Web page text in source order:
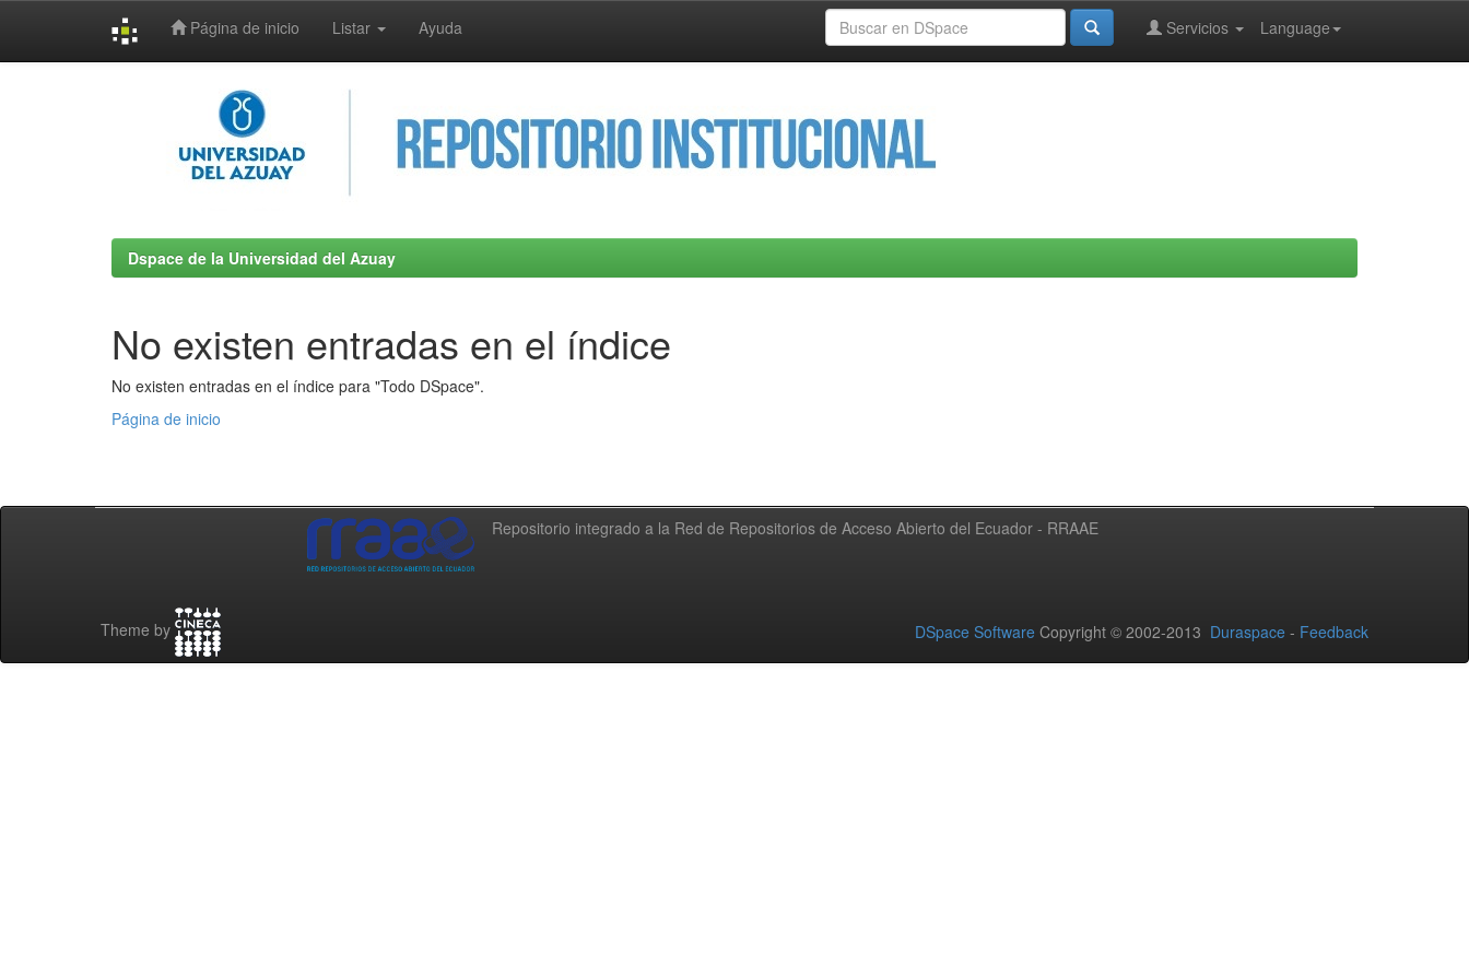
Página de inicio Listar Ayuda Language
Servicios
Dspace de la Universidad del Azuay
No existen entradas en el índice
No existen entradas en el índice para "Todo DSpace".
Página de inicio
Repositorio integrado a la Red de Repositorios de Acceso Abierto del Ecuador - RRAAE
Theme by DSpace Software Copyright © 2002-2013 Duraspace - Feedback